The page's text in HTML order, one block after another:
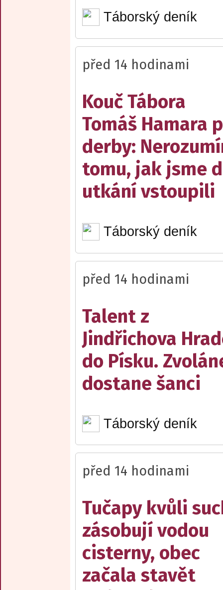
Táborský deník
před 14 hodinami
Kouč Tábora
Tomáš Hamara
derby:
tomu, jak jsme
utkání vstoupili
Táborský deník
před 14 hodinami
Talent z
Jindřichova
do Písku.
dostane šanci
Táborský deník
před 14 hodinami
Tučapy kvůli
zásobují vodou
cisterny, obec
začala stavět